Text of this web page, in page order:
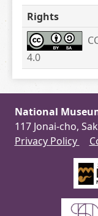
Rights
4.0
National
117 Jonai-cho,
Privacy Policy